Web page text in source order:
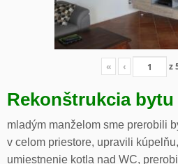
« ‹ z
Rekonštrukcia
mladým manželom sme prerobili
v celom priestore, upravili
umiestnenie kotla nad WC,